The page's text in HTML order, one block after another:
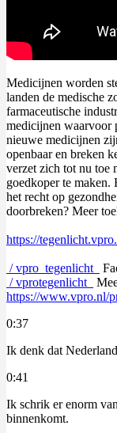
Medicijnen worden
landen de medische
farmaceutische
medicijnen waarvoor
nieuwe medicijnen
openbaar en breken
verzet zich tot nu toe
goedkoper te maken.
het recht op
doorbreken? Meer
https://
/ vpro_tegenlicht
/ vprotegenlicht
https://www.vpro.nl/
0:37
Ik denk dat
0:41
Ik schrik er enorm
binnenkomt.